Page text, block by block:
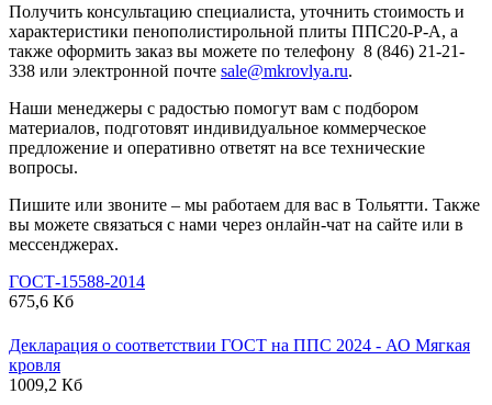
Получить консультацию специалиста, уточнить стоимость и
характеристики пенополистирольной плиты ППС20-Р-А, а
также оформить заказ вы можете по телефону 8 (846) 21-21-
338 или электронной почте sale@mkrovlya.ru.
Наши менеджеры с радостью помогут вам с подбором
материалов, подготовят индивидуальное коммерческое
предложение и оперативно ответят на все технические
вопросы.
Пишите или звоните – мы работаем для вас в Тольятти. Также
вы можете связаться с нами через онлайн-чат на сайте или в
мессенджерах.
ГОСТ-15588-2014
675,6 Кб
Декларация о соответствии ГОСТ на ППС 2024 - АО Мягкая
кровля
1009,2 Кб